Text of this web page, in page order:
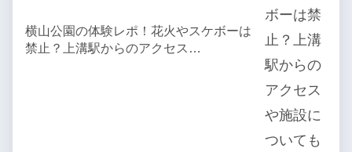
横山公園の体験レポ！花火やスケボーは
禁止？上溝駅からのアクセス…